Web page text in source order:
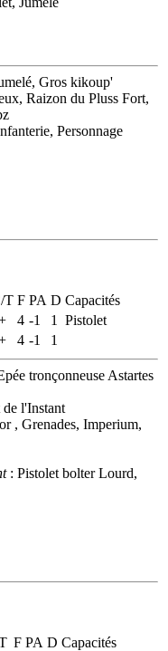
Gros kikoup'
Raizon du Pluss Fort,
Personnage
T F PA D Capacités
4 -1 1
Pistolet
4 -1 1
tronçonneuse Astartes
de l'Instant
, Grenades, Imperium,
: Pistolet bolter Lourd,
F PA D Capacités